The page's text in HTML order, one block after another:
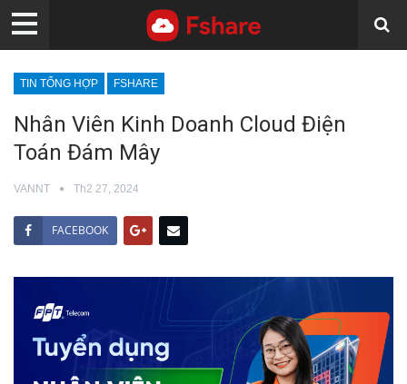
TIN TỔNG HỢP FSHARE
Nhân Viên Kinh Doanh Cloud Điện
Toán Đám Mây
VANNT Th2 27, 2024
FACEBOOK